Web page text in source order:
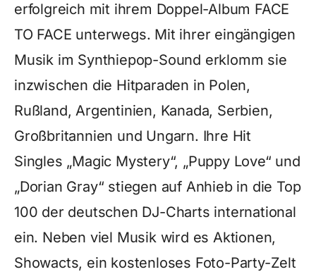
erfolgreich mit ihrem Doppel-Album FACE
TO FACE unterwegs. Mit ihrer eingängigen
Musik im Synthiepop-Sound erklomm sie
inzwischen die Hitparaden in Polen,
Rußland, Argentinien, Kanada, Serbien,
Großbritannien und Ungarn. Ihre Hit
Singles „Magic Mystery“, „Puppy Love“ und
„Dorian Gray“ stiegen auf Anhieb in die Top
100 der deutschen DJ-Charts international
ein. Neben viel Musik wird es Aktionen,
Showacts, ein kostenloses Foto-Party-Zelt